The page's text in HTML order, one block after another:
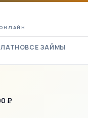
ВСЕ ЗАЙМЫ
₽